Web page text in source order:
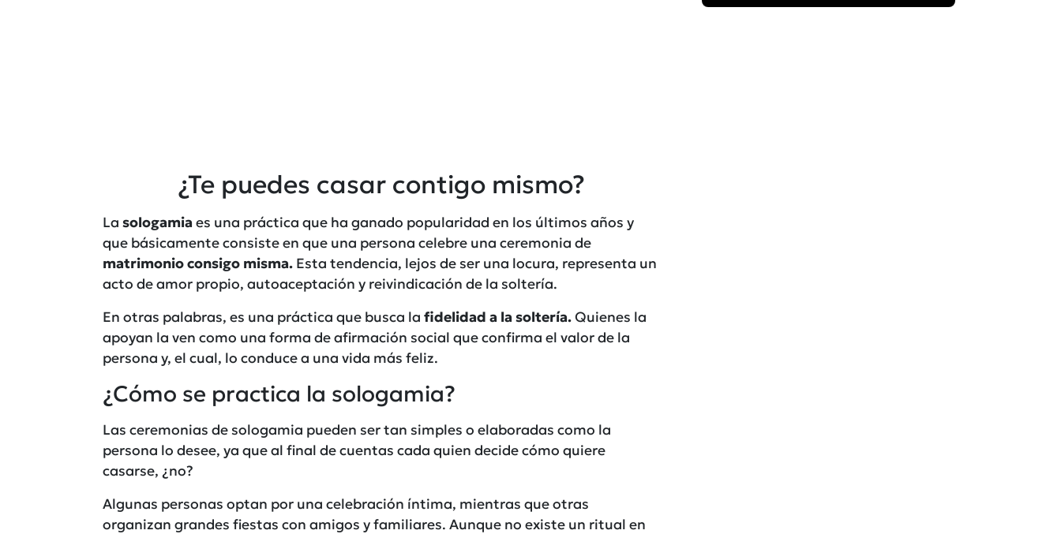
¿Te puedes casar contigo mismo?
La sologamia es una práctica que ha ganado popularidad en los últimos años y
que básicamente consiste en que una persona celebre una ceremonia de
matrimonio consigo misma. Esta tendencia, lejos de ser una locura, representa un
acto de amor propio, autoaceptación y reivindicación de la soltería.
En otras palabras, es una práctica que busca la fidelidad a la soltería.Quienes la
apoyan la ven como una forma de afirmación social que confirma el valor de la
persona y, el cual, lo conduce a una vida más feliz.
¿Cómo se practica la sologamia?
Las ceremonias de sologamia pueden ser tan simples o elaboradas como la
persona lo desee, ya que al final de cuentas cada quien decide cómo quiere
casarse, ¿no?
Algunas personas optan por una celebración íntima, mientras que otras
organizan grandes fiestas con amigos y familiares. Aunque no existe un ritual en